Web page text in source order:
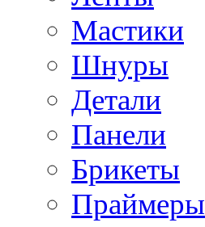
Мастики
Шнуры
Детали
Панели
Брикеты
Праймеры